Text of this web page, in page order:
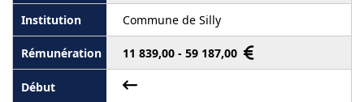
Commune de Silly
11 839,00 - 59 187,00